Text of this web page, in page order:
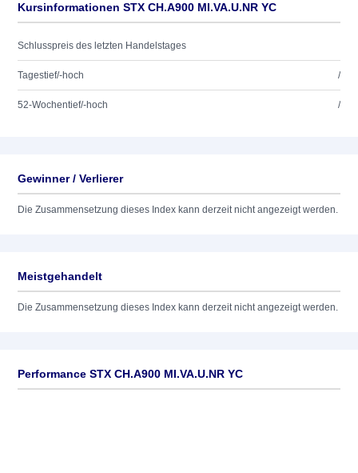
Kursinformationen STX CH.A900 MI.VA.U.NR YC
Schlusspreis des letzten Handelstages
Tagestief/-hoch /
52-Wochentief/-hoch /
Gewinner / Verlierer
Die Zusammensetzung dieses Index kann derzeit nicht angezeigt werden.
Meistgehandelt
Die Zusammensetzung dieses Index kann derzeit nicht angezeigt werden.
Performance STX CH.A900 MI.VA.U.NR YC